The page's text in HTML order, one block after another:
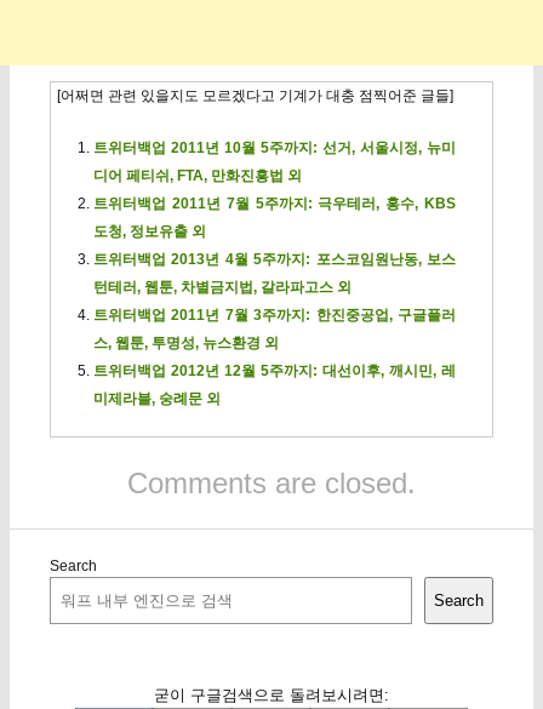
[어쩌면 관련 있을지도 모르겠다고 기계가 대충 점찍어준 글들]
트위터백업 2011년 10월 5주까지: 선거, 서울시정, 뉴미
디어 페티쉬, FTA, 만화진흥법 외
트위터백업 2011년 7월 5주까지: 극우테러, 홍수, KBS
도청, 정보유출 외
트위터백업 2013년 4월 5주까지: 포스코임원난동, 보스
턴테러, 웹툰, 차별금지법, 갈라파고스 외
트위터백업 2011년 7월 3주까지: 한진중공업, 구글플러
스, 웹툰, 투명성, 뉴스환경 외
트위터백업 2012년 12월 5주까지: 대선이후, 깨시민, 레
미제라블, 숭례문 외
Comments are closed.
Search
Search
굳이 구글검색으로 돌려보시려면: